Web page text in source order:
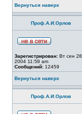
Вернуться наверх
Проф.А.И.Орлов
Зарегистрирован: Вт сен 28,
2004 11:58 am
Сообщений: 12459
Вернуться наверх
Проф.А.И.Орлов